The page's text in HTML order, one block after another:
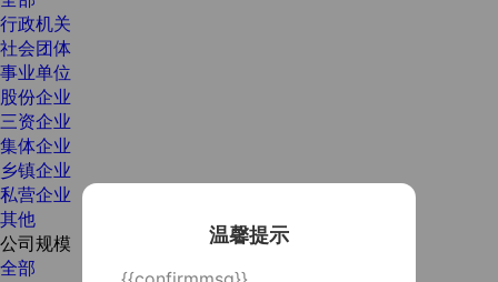
温馨提示
行政机关
社会团体
事业单位
股份企业
三资企业
集体企业
乡镇企业
私营企业
其他
公司规模
全部